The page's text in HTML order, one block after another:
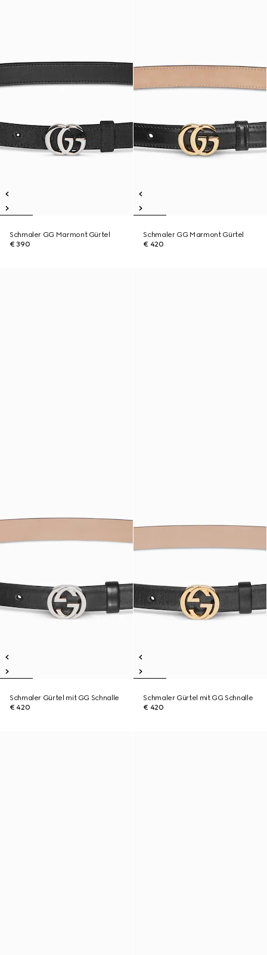
Schmaler GG Marmont Gürtel
€ 390
Schmaler GG Marmont Gürtel
€ 420
Schmaler Gürtel mit GG Schnalle
€ 420
Schmaler Gürtel mit GG Schnalle
€ 420